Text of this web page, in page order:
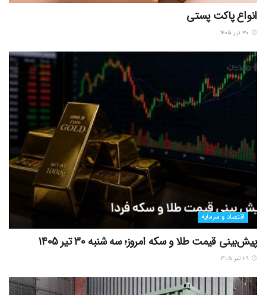
انواع پاکت پستی
اقتصاد و سرمایه
پیش‌بینی قیمت طلا و سکه امروز؛ سه شنبه 30 تیر 1405